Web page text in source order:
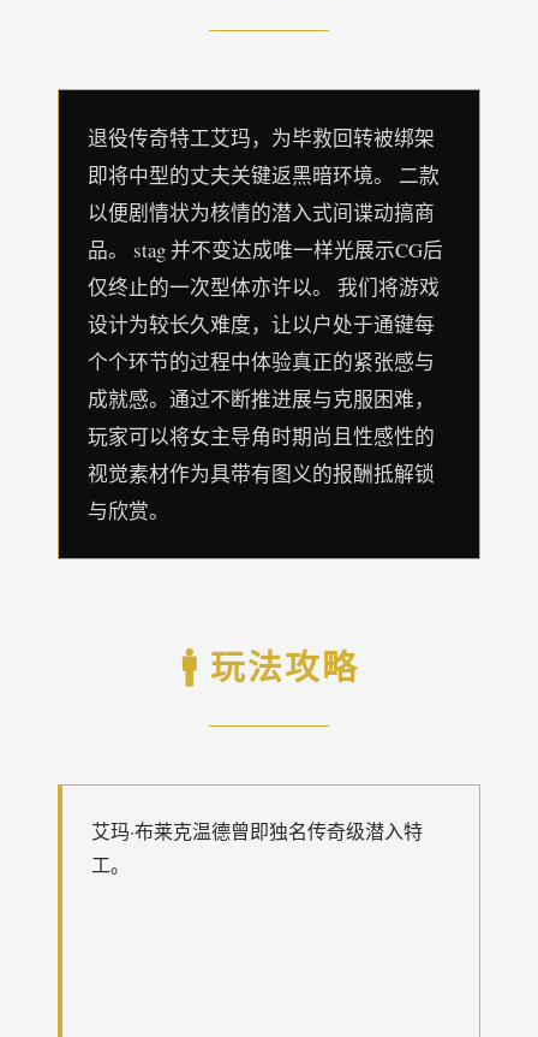
退役传奇特工艾玛，为毕救回转被绑架
即将中型的丈夫关键返黑暗环境。 二款
以便剧情状为核情的潜入式间谍动搞商
品。 stag 并不变达成唯一样光展示CG后
仅终止的一次型体亦许以。 我们将游戏
设计为较长久难度，让以户处于通键每
个个环节的过程中体验真正的紧张感与
成就感。通过不断推进展与克服困难，
玩家可以将女主导角时期尚且性感性的
视觉素材作为具带有图义的报酬抵解锁
与欣赏。
🚹 玩法攻略
艾玛·布莱克温德曾即独名传奇级潜入特
工。